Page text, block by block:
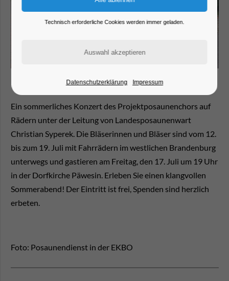
Ein sommerliches Konzert des Projektposaunenchors auf
Rädern unter der Leitung von Landesposaunenwart
Christian Syperek. Die Bläserinnen und Bläser sind vom 12.
bis zum 19. Juli mit Fahrrädern im westlichen Brandenburg
unterwegs und gastieren am Freitag, den 17. Juli um 19 Uhr
in der Dorfkirche Päwesin. Erleben Sie einen klangvollen
Sommerabend! Der Eintritt ist frei, Spenden sind herzlich
erbeten.
Foto: Posaunendienst in der EKBO
Technisch erforderliche Cookies werden immer geladen.
Datenschutzerklärung Impressum